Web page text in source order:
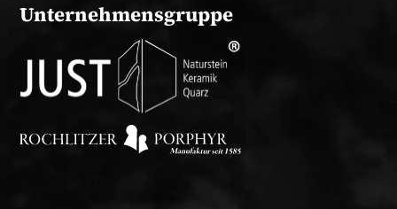
Unternehmensgruppe